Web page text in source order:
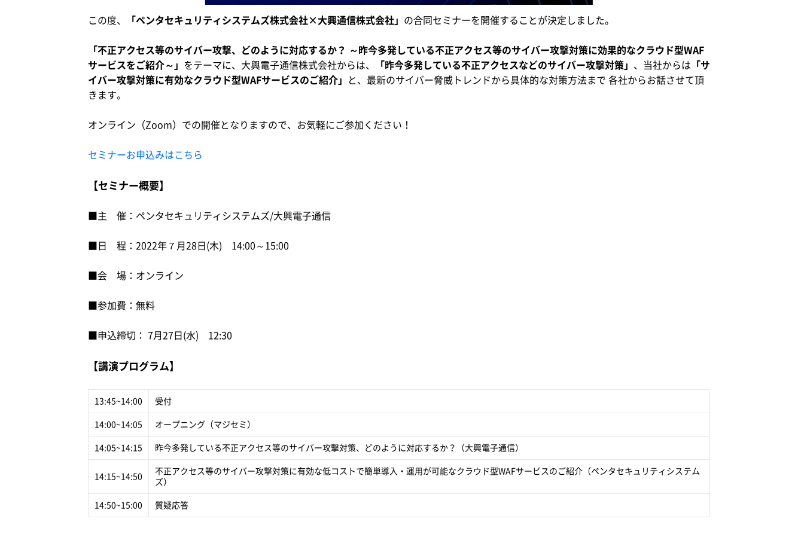
この度、 「ペンタセキュリティシステムズ株式会社×大興通信株式会社」 の合同セミナーを開催することが決定しました。
「不正アクセス等のサイバー攻撃、どのように対応するか？ ～昨今多発している不正アクセス等のサイバー攻撃対策に効果的なクラウド型WAF
サービスをご紹介～」 をテーマに、大興電子通信株式会社からは、 「昨今多発している不正アクセスなどのサイバー攻撃対策」 、当社からは 「サ
イバー攻撃対策に有効なクラウド型WAFサービスのご紹介」
と、最新のサイバー脅威トレンドから具体的な対策方法まで 各社からお話させて頂
きます。
オンライン（Zoom）での開催となりますので、お気軽にご参加ください！
セミナーお申込みはこちら
【セミナー概要】
■主 催：ペンタセキュリティシステムズ/大興電子通信
■日 程：2022年７月28日(木) 14:00～15:00
■会 場：オンライン
■参加費：無料
■申込締切： 7月27日(水) 12:30
【講演プログラム】
13:45~14:00 受付
14:00~14:05 オープニング（マジセミ）
14:05~14:15 昨今多発している不正アクセス等のサイバー攻撃対策、どのように対応するか？（大興電子通信）
14:15~14:50
不正アクセス等のサイバー攻撃対策に有効な低コストで簡単導入・運用が可能なクラウド型WAFサービスのご紹介（ペンタセキュリティシステム
ズ）
14:50~15:00 質疑応答